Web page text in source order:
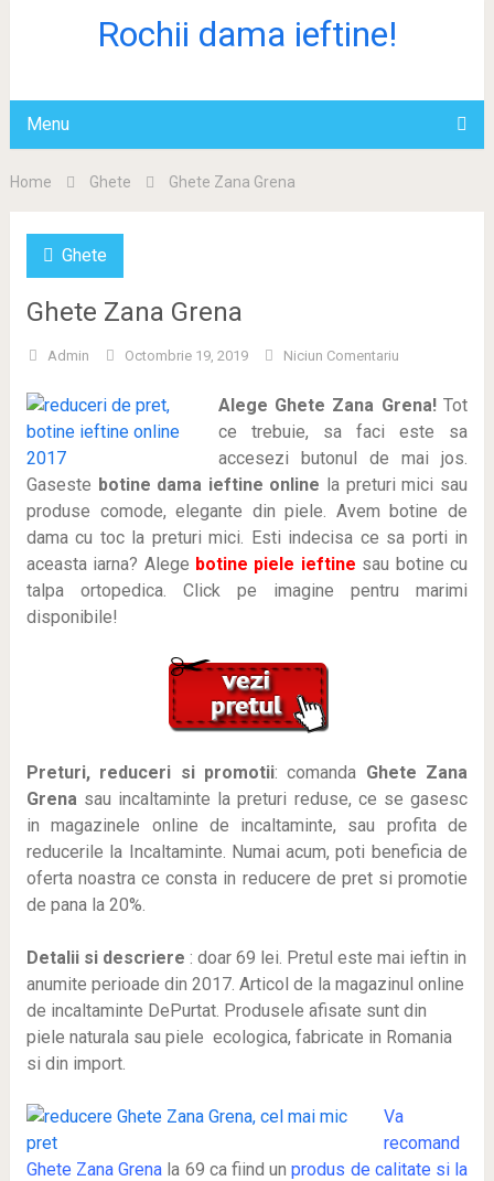
Rochii dama ieftine!
Menu
Home Ghete Ghete Zana Grena
Ghete
Ghete Zana Grena
Admin Octombrie 19, 2019 Niciun Comentariu
Alege Ghete Zana Grena!Tot
ce trebuie, sa faci este sa
accesezi butonul de mai jos.
Gaseste botine dama ieftine online la preturi mici sau
produse comode, elegante din piele. Avem botine de
dama cu toc la preturi mici. Esti indecisa ce sa porti in
aceasta iarna? Alege botine piele ieftine sau botine cu
talpa ortopedica. Click pe imagine pentru marimi
disponibile!
Preturi, reduceri si promotii: comanda Ghete Zana
Grenasau incaltaminte la preturi reduse, ce se gasesc
in magazinele online de incaltaminte, sau profita de
reducerile la Incaltaminte. Numai acum, poti beneficia de
oferta noastra ce consta in reducere de pret si promotie
de pana la 20%.
Detalii si descriere : doar 69 lei. Pretul este mai ieftin in
anumite perioade din 2017. Articol de la magazinul online
de incaltaminte DePurtat. Produsele afisate sunt din
piele naturala sau piele ecologica, fabricate in Romania
si din import.
Va
recomand
Ghete Zana Grena la 69 ca fiind unprodus de calitate si la